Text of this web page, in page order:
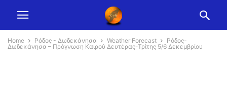
Home Ρόδος - Δωδεκάνησα Weather Forecast
Ρόδος-
Δωδεκάνησα – Πρόγνωση Καιρού Δευτέρας-Τρίτης 5/6 Δεκεμβρίου